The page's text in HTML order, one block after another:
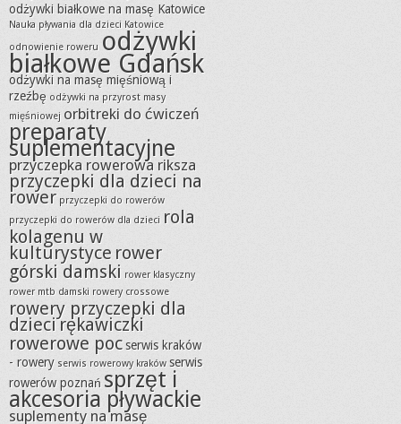
odżywki białkowe na masę Katowice
Nauka pływania dla dzieci Katowice
odnowienie roweru odżywki
białkowe Gdańsk
odżywki na masę mięśniową i
rzeźbę odżywki na przyrost masy
mięśniowej orbitreki do ćwiczeń
preparaty
suplementacyjne
przyczepka rowerowa riksza
przyczepki dla dzieci na
rower przyczepki do rowerów
przyczepki do rowerów dla dzieci rola
kolagenu w
kulturystyce rower
górski damski rower klasyczny
rower mtb damski rowery crossowe
rowery przyczepki dla
dziecirękawiczki
rowerowe poc serwis kraków
- rowery serwis rowerowy kraków serwis
rowerów poznań sprzęt i
akcesoria pływackie
suplementy na masę